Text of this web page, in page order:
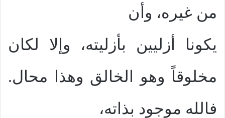
من غيره، وأن
يكونا أزليين بأزليته، وإلا لكان
مخلوقاً وهو الخالق وهذا محال.
فالله موجود بذاته،